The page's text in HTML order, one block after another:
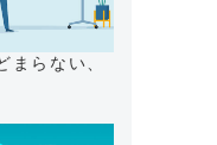
まらない、